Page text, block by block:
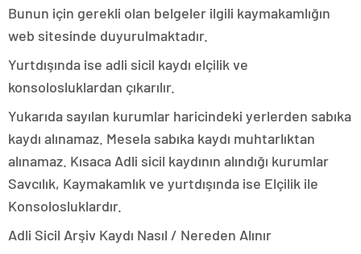
Bunun için gerekli olan belgeler ilgili kaymakamlığın
web sitesinde duyurulmaktadır.
Yurtdışında ise adli sicil kaydı elçilik ve
konsolosluklardan çıkarılır.
Yukarıda sayılan kurumlar haricindeki yerlerden sabıka
kaydı alınamaz. Mesela sabıka kaydı muhtarlıktan
alınamaz. Kısaca Adli sicil kaydının alındığı kurumlar
Savcılık, Kaymakamlık ve yurtdışında ise Elçilik ile
Konsolosluklardır.
Adli Sicil Arşiv Kaydı Nasıl / Nereden Alınır